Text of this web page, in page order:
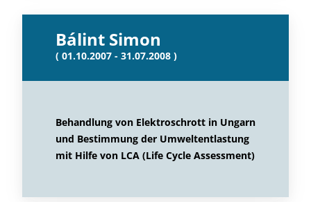
Bálint Simon
( 01.10.2007 - 31.07.2008 )
Behandlung von Elektroschrott in Ungarn
und Bestimmung der Umweltentlastung
mit Hilfe von LCA (Life Cycle Assessment)